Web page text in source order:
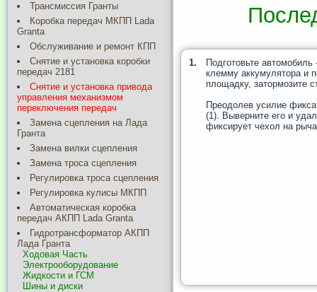
Трансмиссия Гранты
Коробка передач МКПП Lada
Granta
Обслуживание и ремонт КПП
Снятие и установка коробки
передач 2181
Снятие и установка привода
управления механизмом
переключения передач
Замена сцепления на Лада
Гранта
Замена вилки сцепления
Замена троса сцепления
Регулировка троса сцепления
Регулировка кулисы МКПП
Автоматическая коробка
передач АКПП Lada Granta
Гидротрансформатор АКПП
Лада Гранта
Ходовая Часть
Электрооборудование
Жидкости и ГСМ
Шины и диски
1.
Подготовьте
клемму аккумулятора и
площадку, затормозите
Преодолев усилие
(1). Выверните его и
фиксирует чехол на